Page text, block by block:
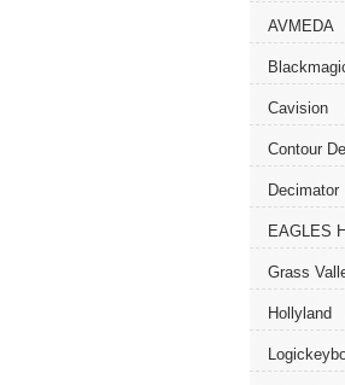
AVMEDA
Cavision
Contour
Decimator
EAGLES
Grass
Hollyland